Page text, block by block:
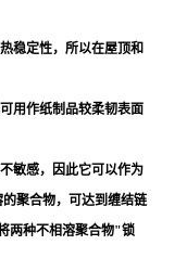
稳定性，所以在屋顶和
用作纸制品较柔韧表面
敏感，因此它可以作为
聚合物，可达到缠结链
两种不相溶聚合物"锁